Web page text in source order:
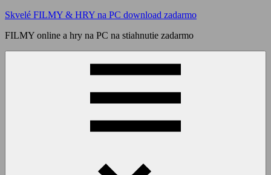
Skip
content
Skvelé FILMY & HRY na PC download zadarmo
FILMY online a hry na PC na stiahnutie zadarmo